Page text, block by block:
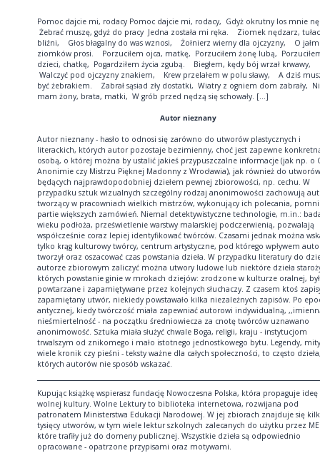
Pomoc dajcie mi, rodacy Pomoc dajcie mi, rodacy, Gdyż okrutny los mnie
Żebrać muszę, gdyż do pracy Jedna została mi ręka. Ziomek nędzarz,
bliźni, Głos błagalny do was wznosi, Żołnierz wierny dla ojczyzny, O
ziomków prosi. Porzuciłem ojca, matkę, Porzuciłem żonę lubą,
dzieci, chatkę, Pogardziłem życia zgubą. Biegłem, kędy bój wrzał krwawy,
Walczyć pod ojczyzny znakiem, Krew przelałem w polu sławy, A dziś
być żebrakiem. Zabrał sąsiad zły dostatki, Wiatry z ogniem dom zabrały,
mam żony, brata, matki, W grób przed nędzą się schowały. [...]
Autor nieznany
Autor nieznany - hasło to odnosi się zarówno do utworów plastycznych i
literackich, których autor pozostaje bezimienny, choć jest zapewne
osobą, o której można by ustalić jakieś przypuszczalne informacje (jak np. o
Anonimie czy Mistrzu Pięknej Madonny z Wrocławia), jak również do utworów
będących najprawdopodobniej dziełem pewnej zbiorowości, np. cechu. W
przypadku sztuk wizualnych szczególny rodzaj anonimowości zachowują
tworzący w pracowniach wielkich mistrzów, wykonujący ich polecania,
partie większych zamówień. Niemal detektywistyczne technologie, m.in.:
wieku podłoża, prześwietlenie warstwy malarskiej podczerwienią, pozwalają
współcześnie coraz lepiej identyfikować twórców. Czasami jednak można
tylko krąg kulturowy twórcy, centrum artystyczne, pod którego wpływem
tworzył oraz oszacować czas powstania dzieła. W przypadku literatury do
autorze zbiorowym zaliczyć można utwory ludowe lub niektóre dzieła
których powstanie ginie w mrokach dziejów: zrodzone w kulturze oralnej,
powtarzane i zapamiętywane przez kolejnych słuchaczy. Z czasem ktoś
zapamiętany utwór, niekiedy powstawało kilka niezależnych zapisów. Po
antycznej, kiedy twórczość miała zapewniać autorowi indywidualną,
nieśmiertelność - na początku średniowiecza za cnotę twórców uznawano
anonimowość. Sztuka miała służyć chwale Boga, religii, kraju - instytucjom
trwalszym od znikomego i mało istotnego jednostkowego bytu. Legendy,
wiele kronik czy pieśni - teksty ważne dla całych społeczności, to często
których autorów nie sposób wskazać.
Kupując książkę wspierasz fundację Nowoczesna Polska, która propaguje ideę
wolnej kultury. Wolne Lektury to biblioteka internetowa, rozwijana pod
patronatem Ministerstwa Edukacji Narodowej. W jej zbiorach znajduje się
tysięcy utworów, w tym wiele lektur szkolnych zalecanych do użytku przez
które trafiły już do domeny publicznej. Wszystkie dzieła są odpowiednio
opracowane - opatrzone przypisami oraz motywami.